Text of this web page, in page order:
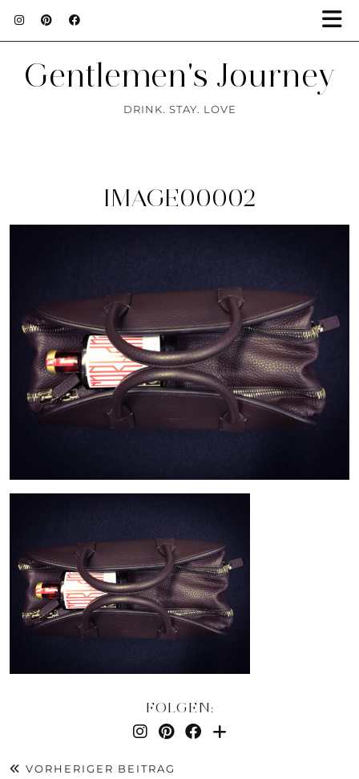
Gentlemen's Journey
DRINK. STAY. LOVE
IMAGE00002
FOLGEN:
VORHERIGER BEITRAG